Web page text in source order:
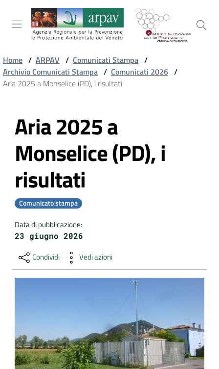
Salta al contenuto
Salta alla navigazione
Salta al footer
ARPAV
TEMI
AMBIENTALI
TERRITORIO
SERVIZI
DATI
AMBIENTALI
Home / ARPAV / Comunicati Stampa /
Archivio Comunicati Stampa / Comunicati 2026 /
Aria 2025 a Monselice (PD), i risultati
Vai al contenuto
Aria 2025 a
Monselice (PD), i
risultati
Comunicato stampa
Data di pubblicazione:
23 giugno 2026
Condividi Vedi azioni